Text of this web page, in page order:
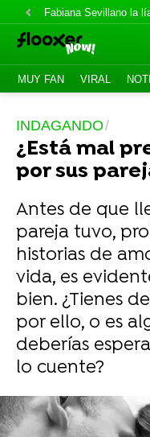
Fabiana Sevillano la
MUY FAN VIRAL
INDAGANDO
¿Está mal
por sus
Antes de que
pareja tuvo,
historias de
vida, es
bien. ¿Tienes
por ello, o es
deberías
lo cuente?